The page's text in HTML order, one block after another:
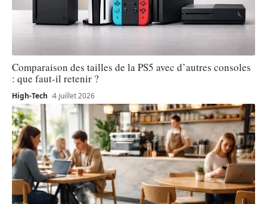
Comparaison des tailles de la PS5 avec d’autres consoles
: que faut-il retenir ?
High-Tech 4 juillet 2026